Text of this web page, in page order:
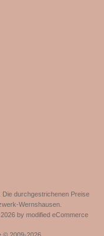
Die durchgestrichenen Preise
Wernshausen.
by modified eCommerce
© 2009-2026